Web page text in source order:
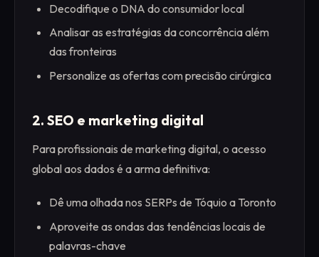
Decodifique o DNA do consumidor local
Analisar as estratégias da concorrência além
das fronteiras
Personalize as ofertas com precisão cirúrgica
2. SEO e marketing digital
Para profissionais de marketing digital, o acesso
global aos dados é a arma definitiva:
Dê uma olhada nos SERPs de Tóquio a Toronto
Aproveite as ondas das tendências locais de
palavras-chave